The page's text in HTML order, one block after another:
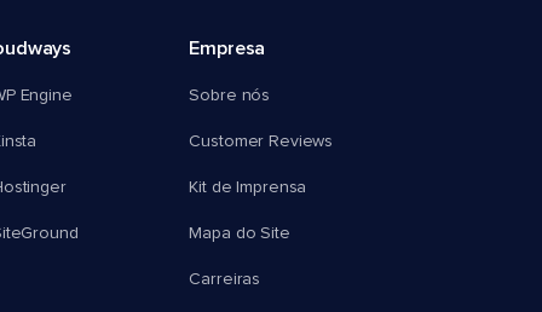
Engine
Empresa
Sobre nós
Customer Reviews
Kit de Imprensa
Mapa do Site
Carreiras